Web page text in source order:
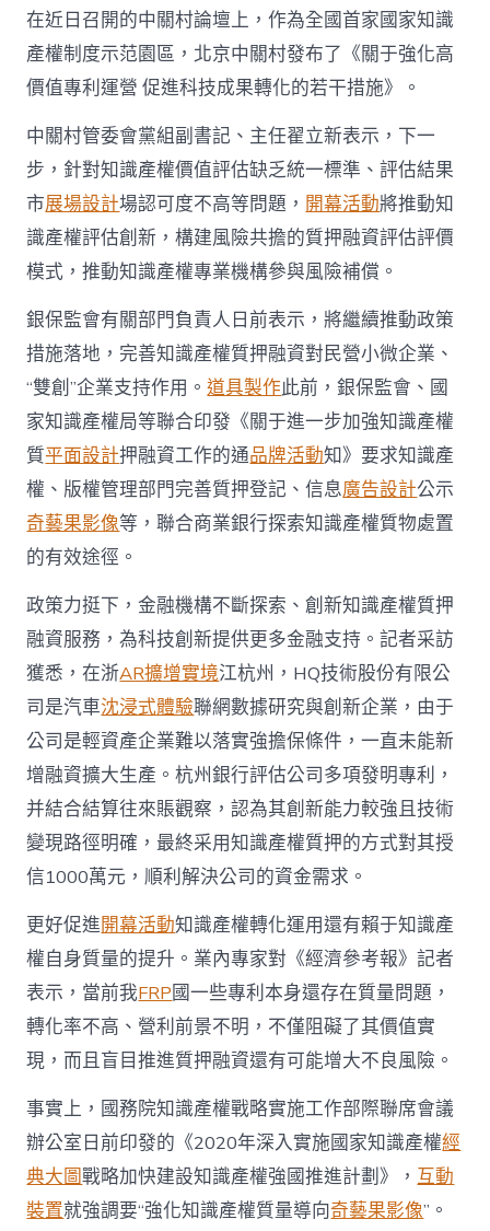
在近日召開的中關村論壇上，作為全國首家國家知識
產權制度示范園區，北京中關村發布了《關于強化高
價值專利運營 促進科技成果轉化的若干措施》。
中關村管委會黨組副書記、主任翟立新表示，下一
步，針對知識產權價值評估缺乏統一標準、評估結果
市展場設計場認可度不高等問題， 開幕活動將推動知
識產權評估創新，構建風險共擔的質押融資評估評價
模式，推動知識產權專業機構參與風險補償。
銀保監會有關部門負責人日前表示，將繼續推動政策
措施落地，完善知識產權質押融資對民營小微企業、
“雙創”企業支持作用。道具製作此前，銀保監會、國
家知識產權局等聯合印發《關于進一步加強知識產權
質平面設計押融資工作的通品牌活動知》要求知識產
權、版權管理部門完善質押登記、信息廣告設計公示
奇藝果影像等，聯合商業銀行探索知識產權質物處置
的有效途徑。
政策力挺下，金融機構不斷探索、創新知識產權質押
融資服務，為科技創新提供更多金融支持。記者采訪
獲悉，在浙AR擴增實境江杭州，HQ技術股份有限公
司是汽車沈浸式體驗聯網數據研究與創新企業，由于
公司是輕資產企業難以落實強擔保條件，一直未能新
增融資擴大生產。杭州銀行評估公司多項發明專利，
并結合結算往來賬觀察，認為其創新能力較強且技術
變現路徑明確，最終采用知識產權質押的方式對其授
信1000萬元，順利解決公司的資金需求。
更好促進開幕活動知識產權轉化運用還有賴于知識產
權自身質量的提升。業內專家對《經濟參考報》記者
表示，當前我FRP國一些專利本身還存在質量問題，
轉化率不高、營利前景不明，不僅阻礙了其價值實
現，而且盲目推進質押融資還有可能增大不良風險。
事實上，國務院知識產權戰略實施工作部際聯席會議
辦公室日前印發的《2020年深入實施國家知識產權經
典大圖戰略加快建設知識產權強國推進計劃》，互動
裝置就強調要“強化知識產權質量導向奇藝果影像”。